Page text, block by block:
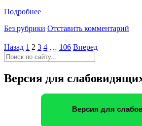
Подробнее
Без рубрики Отставить комментарий
Назад 1 2 3 4 … 106 Вперед
Версия для
Версия для